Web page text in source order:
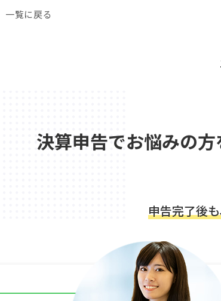
一覧に戻る
決算申告でお悩みの方
申告完了後